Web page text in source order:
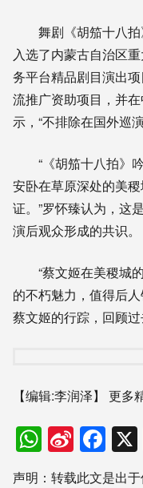
舞剧《胡笳十八拍
入选了内蒙古自治区
务平台精品剧目演出
流推广资助项目，并
示，“不排除在国外巡
“《胡笳十八拍》吟
安卧在草原深处的美
证。”罗怀臻认为，这
演后观众形成的共识。
“蔡文姬在美稷城的
的不朽魅力，值得后
蔡文姬的行踪，回顾
【编辑:李润泽】 更多
Sina
声明：转载此文是出